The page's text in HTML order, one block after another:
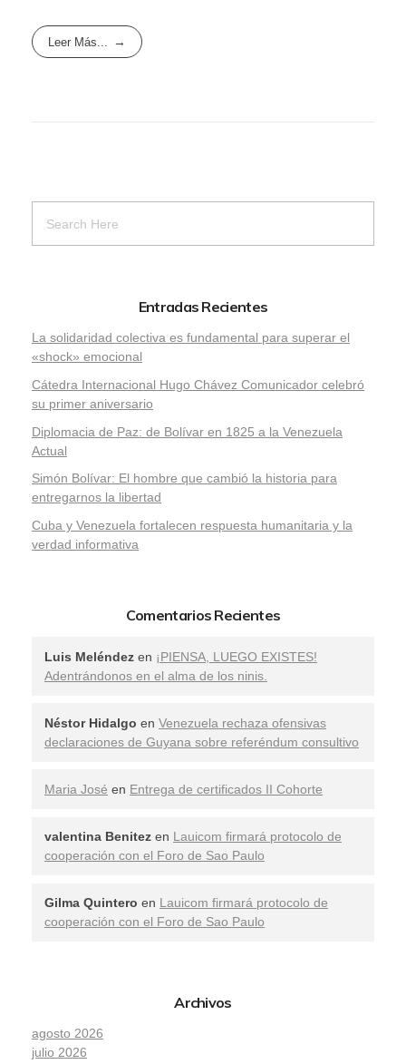
Leer Más...
Entradas Recientes
La solidaridad colectiva es fundamental para superar el
«shock» emocional
Cátedra Internacional Hugo Chávez Comunicador celebró
su primer aniversario
Diplomacia de Paz: de Bolívar en 1825 a la Venezuela
Actual
Simón Bolívar: El hombre que cambió la historia para
entregarnos la libertad
​Cuba y Venezuela fortalecen respuesta humanitaria y la
verdad informativa
Comentarios Recientes
Luis Meléndez en ¡PIENSA, LUEGO EXISTES!
Adentrándonos en el alma de los ninis.
Néstor Hidalgo en Venezuela rechaza ofensivas
declaraciones de Guyana sobre referéndum consultivo
Maria José en Entrega de certificados II Cohorte
valentina Benitez en Lauicom firmará protocolo de
cooperación con el Foro de Sao Paulo
Gilma Quintero en Lauicom firmará protocolo de
cooperación con el Foro de Sao Paulo
Archivos
agosto 2026
julio 2026